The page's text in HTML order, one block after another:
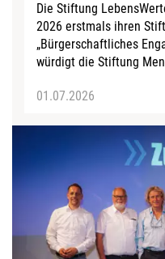
Die Stiftung
2026 erstmals ihren
„Bürgerschaftliches
würdigt die Stiftung
01.07.2026